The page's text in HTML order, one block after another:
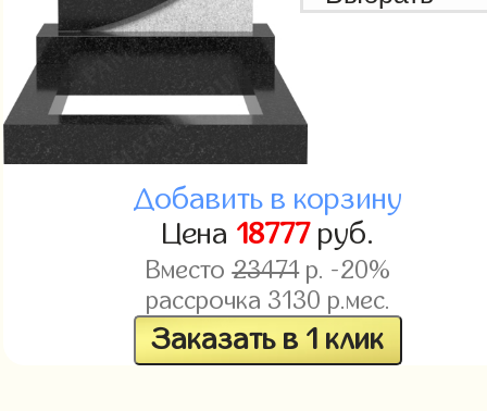
Добавить в корзину
Цена 18777руб.
Вместо23471р. -20%
рассрочка 3130 р.мес.
Заказать в 1 клик